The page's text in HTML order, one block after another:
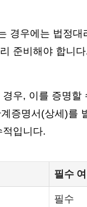
경우에는 법정
준비해야 합니
우, 이를 증명
증명서(상세)를
입니다.
필수
필수